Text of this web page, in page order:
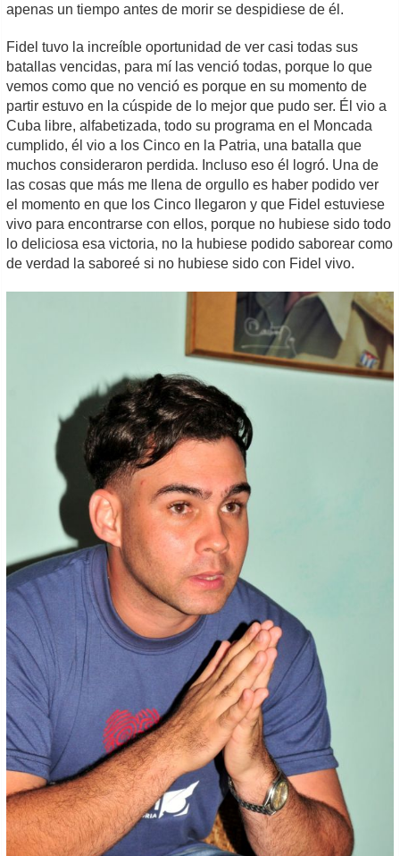
apenas un tiempo antes de morir se despidiese de él.
Fidel tuvo la increíble oportunidad de ver casi todas sus
batallas vencidas, para mí las venció todas, porque lo que
vemos como que no venció es porque en su momento de
partir estuvo en la cúspide de lo mejor que pudo ser. Él vio a
Cuba libre, alfabetizada, todo su programa en el Moncada
cumplido, él vio a los Cinco en la Patria, una batalla que
muchos consideraron perdida. Incluso eso él logró. Una de
las cosas que más me llena de orgullo es haber podido ver
el momento en que los Cinco llegaron y que Fidel estuviese
vivo para encontrarse con ellos, porque no hubiese sido todo
lo deliciosa esa victoria, no la hubiese podido saborear como
de verdad la saboreé si no hubiese sido con Fidel vivo.